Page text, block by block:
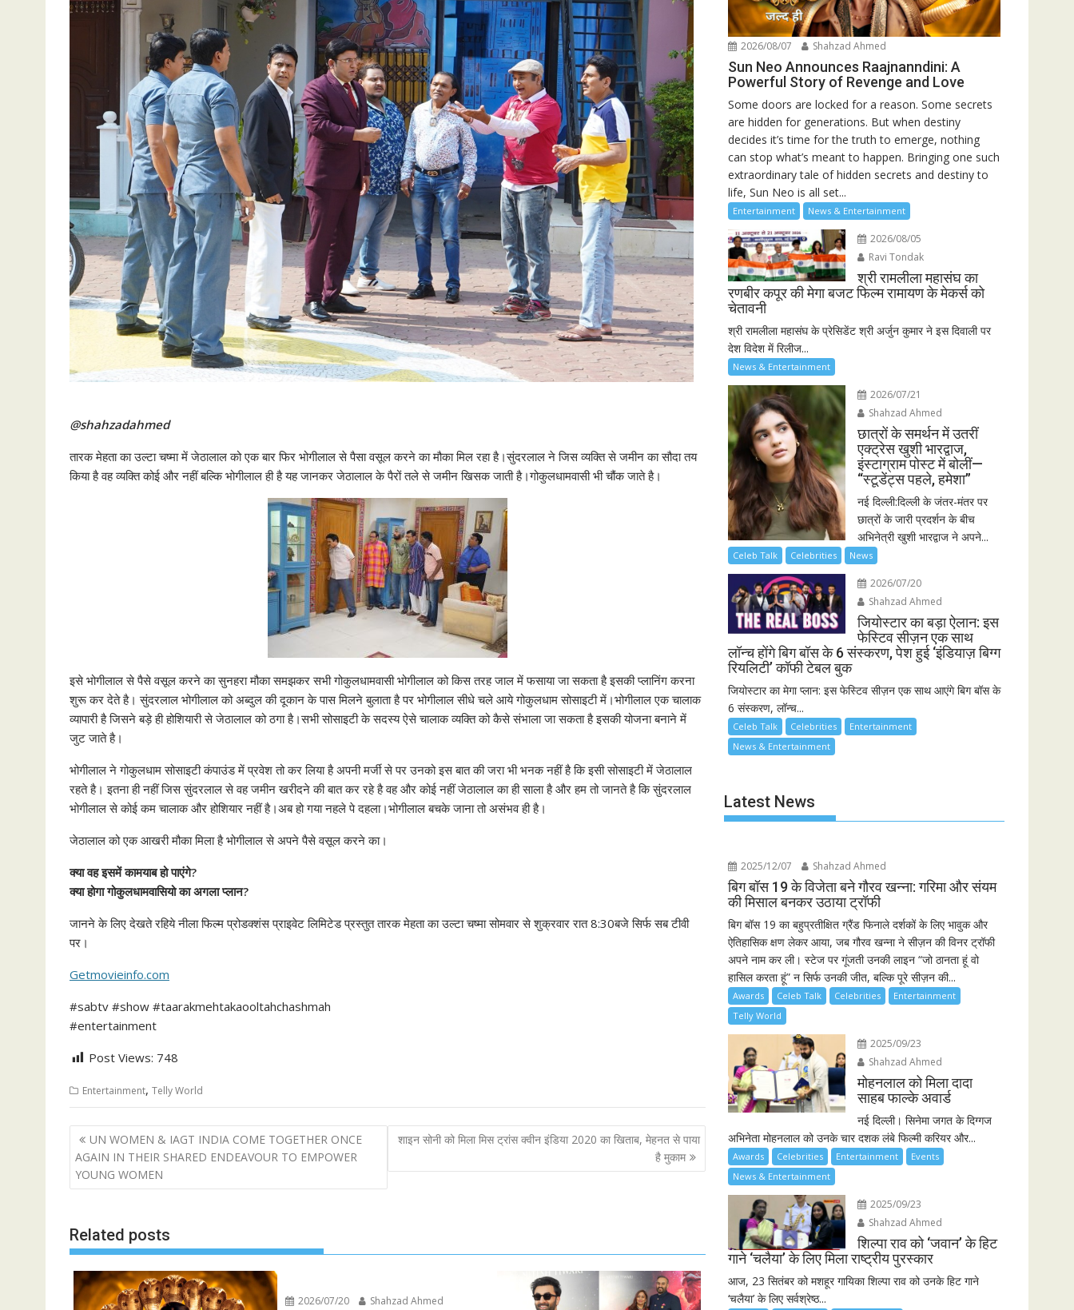
@shahzadahmed
तारक मेहता का उल्टा चष्मा में जेठालाल को एक बार फिर भोगीलाल से पैसा वसूल करने का मौका मिल रहा है।सुंदरलाल ने जिस व्यक्ति से जमीन का सौदा तय
किया है वह व्यक्ति कोई और नहीं बल्कि भोगीलाल ही है यह जानकर जेठालाल के पैरों तले से जमीन खिसक जाती है।गोकुलधामवासी भी चौंक जाते है।
इसे भोगीलाल से पैसे वसूल करने का सुनहरा मौका समझकर सभी गोकुलधामवासी भोगीलाल को किस तरह जाल में फसाया जा सकता है इसकी प्लानिंग करना
शुरू कर देते है। सुंदरलाल भोगीलाल को अब्दुल की दूकान के पास मिलने बुलाता है पर भोगीलाल सीधे चले आये गोकुलधाम सोसाइटी में।भोगीलाल एक चालाक
व्यापारी है जिसने बड़े ही होशियारी से जेठालाल को ठगा है।सभी सोसाइटी के सदस्य ऐसे चालाक व्यक्ति को कैसे संभाला जा सकता है इसकी योजना बनाने में
जुट जाते है।
भोगीलाल ने गोकुलधाम सोसाइटी कंपाउंड में प्रवेश तो कर लिया है अपनी मर्जी से पर उनको इस बात की जरा भी भनक नहीं है कि इसी सोसाइटी में जेठालाल
रहते है। इतना ही नहीं जिस सुंदरलाल से वह जमीन खरीदने की बात कर रहे है वह और कोई नहीं जेठालाल का ही साला है और हम तो जानते है कि सुंदरलाल
भोगीलाल से कोई कम चालाक और होशियार नहीं है।अब हो गया नहले पे दहला।भोगीलाल बचके जाना तो असंभव ही है।
जेठालाल को एक आखरी मौका मिला है भोगीलाल से अपने पैसे वसूल करने का।
क्या वह इसमें कामयाब हो पाएंगे?
क्या होगा गोकुलधामवासियो का अगला प्लान?
जानने के लिए देखते रहिये नीला फिल्म प्रोडक्शंस प्राइवेट लिमिटेड प्रस्तुत तारक मेहता का उल्टा चष्मा सोमवार से शुक्रवार रात 8:30बजे सिर्फ सब टीवी
पर।
Getmovieinfo.com
#sabtv #show #taarakmehtakaooltahchashmah
#entertainment
Post Views: 748
Entertainment, Telly World
Post
navigation
UN WOMEN & IAGT INDIA COME TOGETHER ONCE
AGAIN IN THEIR SHARED ENDEAVOUR TO EMPOWER
YOUNG WOMEN
शाइन सोनी को मिला मिस ट्रांस क्वीन इंडिया 2020 का खिताब, मेहनत से पाया
है मुकाम
Related posts
2026/07/20 Shahzad Ahmed
2026/08/07 Shahzad Ahmed
Sun Neo Announces Raajnanndini: A
Powerful Story of Revenge and Love
Some doors are locked for a reason. Some secrets
are hidden for generations. But when destiny
decides it’s time for the truth to emerge, nothing
can stop what’s meant to happen. Bringing one such
extraordinary tale of hidden secrets and destiny to
life, Sun Neo is all set...
Entertainment News & Entertainment
2026/08/05
Ravi Tondak
श्री रामलीला महासंघ का
रणबीर कपूर की मेगा बजट फिल्म रामायण के मेकर्स को
चेतावनी
श्री रामलीला महासंघ के प्रेसिडेंट श्री अर्जुन कुमार ने इस दिवाली पर
देश विदेश में रिलीज...
News & Entertainment
2026/07/21
Shahzad Ahmed
छात्रों के समर्थन में उतरीं
एक्ट्रेस खुशी भारद्वाज,
इंस्टाग्राम पोस्ट में बोलीं—
“स्टूडेंट्स पहले, हमेशा”
नई दिल्ली:दिल्ली के जंतर-मंतर पर
छात्रों के जारी प्रदर्शन के बीच
अभिनेत्री खुशी भारद्वाज ने अपने...
Celeb Talk Celebrities News
2026/07/20
Shahzad Ahmed
जियोस्टार का बड़ा ऐलान: इस
फेस्टिव सीज़न एक साथ
लॉन्च होंगे बिग बॉस के 6 संस्करण, पेश हुई ‘इंडियाज़ बिग्ग
रियलिटी’ कॉफी टेबल बुक
जियोस्टार का मेगा प्लान: इस फेस्टिव सीज़न एक साथ आएंगे बिग बॉस के
6 संस्करण, लॉन्च...
Celeb Talk Celebrities
Entertainment
News & Entertainment
Latest News
2025/12/07 Shahzad Ahmed
बिग बॉस 19 के विजेता बने गौरव खन्ना: गरिमा और संयम
की मिसाल बनकर उठाया ट्रॉफी
बिग बॉस 19 का बहुप्रतीक्षित ग्रैंड फिनाले दर्शकों के लिए भावुक और
ऐतिहासिक क्षण लेकर आया, जब गौरव खन्ना ने सीज़न की विनर ट्रॉफी
अपने नाम कर ली। स्टेज पर गूंजती उनकी लाइन “जो ठानता हूं वो
हासिल करता हूं” न सिर्फ उनकी जीत, बल्कि पूरे सीज़न की...
Awards Celeb Talk Celebrities
Entertainment
Telly World
2025/09/23
Shahzad Ahmed
मोहनलाल को मिला दादा
साहब फाल्के अवार्ड
नई दिल्ली। सिनेमा जगत के दिग्गज
अभिनेता मोहनलाल को उनके चार दशक लंबे फिल्मी करियर और...
Awards Celebrities Entertainment
Events
News & Entertainment
2025/09/23
Shahzad Ahmed
शिल्पा राव को ‘जवान’ के हिट
गाने ‘चलैया’ के लिए मिला राष्ट्रीय पुरस्कार
आज, 23 सितंबर को मशहूर गायिका शिल्पा राव को उनके हिट गाने
‘चलैया’ के लिए सर्वश्रेष्ठ...